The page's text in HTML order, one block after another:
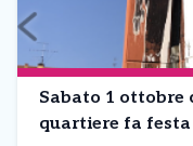
Sabato 1 ottobre
quartiere fa